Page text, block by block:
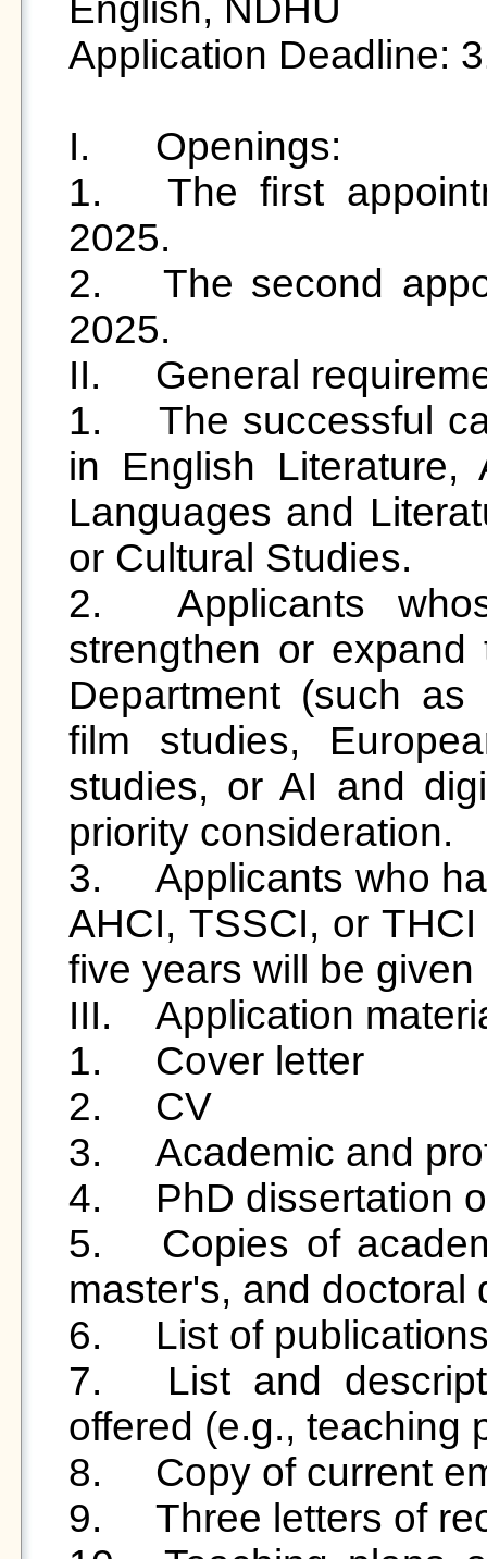
English, NDHU
Application Deadline:
I.	Openings:
1.	The first appointment begins on 1 February
2025.
2.	The second appointment begins on 1 August
2025.
II.	General requirements:
1.	The successful candidates should have a PhD
in English Literature,
Languages and
or Cultural Studies.
2.	Applicants whose areas of expertise can
strengthen or
Department (such
film studies,
studies, or AI and
priority consideration.
3.	Applicants who have published papers in SSCI,
AHCI, TSSCI, or
five years will be
III.	Application materials:
1.	Cover letter
2.	CV
3.	Academic and professional credentials
4.	PhD dissertation or PhD thesis
5.	Copies of academic transcripts for bachelor's,
master's, and doctoral
6.	List of publications from the past five years
7.	List and description of courses that can be
offered (e.g., teaching
8.	Copy of current employment certificate
9.	Three letters of recommendation